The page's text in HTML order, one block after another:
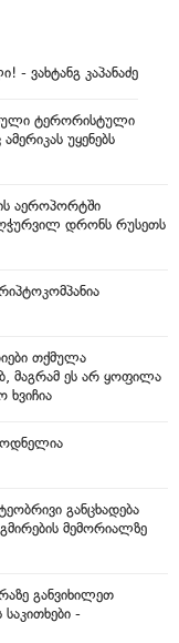
- ვახტანგ კაპანაძე
ტერორისტული
უყენებს
აეროპორტში
დრონს რუსეთს
თქმულა
მაგრამ ეს არ ყოფილა
ხვიჩია
განცხადება
მემორიალზე
განვიხილეთ
-